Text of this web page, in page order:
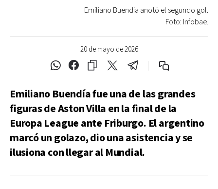
20 de mayo de 2026
Emiliano Buendía anotó el segundo gol.
Foto: Infobae.
Emiliano Buendía fue una de las grandes
figuras de Aston Villa en la final de la
Europa League ante Friburgo. El argentino
marcó un golazo, dio una asistencia y se
ilusiona con llegar al Mundial.